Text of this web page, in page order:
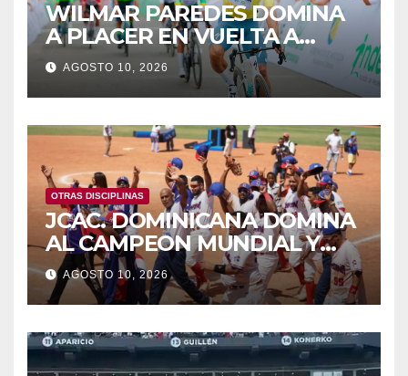
WILMAR PAREDES DOMINA
A PLACER EN VUELTA A
COLOMBIA
AGOSTO 10, 2026
OTRAS DISCIPLINAS
JCAC. DOMINICANA DOMINA
AL CAMPEON MUNDIAL Y
LOGRA ORO DEL SOFTBOL
AGOSTO 10, 2026